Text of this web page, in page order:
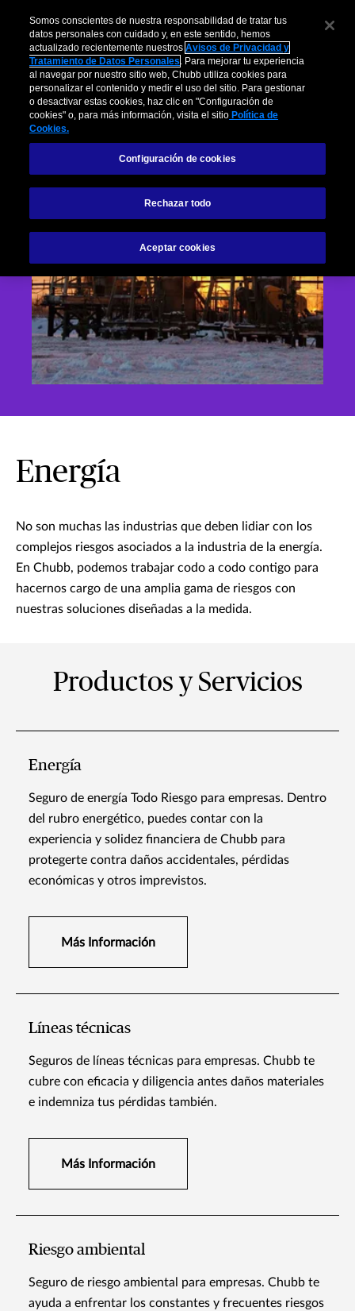
Energía
No son muchas las industrias que deben lidiar con los
complejos riesgos asociados a la industria de la energía.
En Chubb, podemos trabajar codo a codo contigo para
hacernos cargo de una amplia gama de riesgos con
nuestras soluciones diseñadas a la medida.
Productos y Servicios
Energía
Seguro de energía Todo Riesgo para empresas. Dentro
del rubro energético, puedes contar con la
experiencia y solidez financiera de Chubb para
protegerte contra daños accidentales, pérdidas
económicas y otros imprevistos.
Más Información
Líneas técnicas
Seguros de líneas técnicas para empresas. Chubb te
cubre con eficacia y diligencia antes daños materiales
e indemniza tus pérdidas también.
Más Información
Riesgo ambiental
Seguro de riesgo ambiental para empresas. Chubb te
ayuda a enfrentar los constantes y frecuentes riesgos
Somos conscientes de nuestra responsabilidad de tratar tus
datos personales con cuidado y, en este sentido, hemos
actualizado recientemente nuestrosAvisos de Privacidad y
Tratamiento de Datos Personales. Para mejorar tu experiencia
al navegar por nuestro sitio web, Chubb utiliza cookies para
personalizar el contenido y medir el uso del sitio. Para gestionar
o desactivar estas cookies, haz clic en "Configuración de
cookies" o, para más información, visita el sitio Política de
Cookies.
Configuración de cookies
Rechazar todo
Aceptar cookies